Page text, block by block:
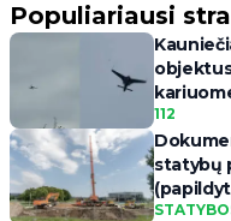
Populiariausi
112
statybų